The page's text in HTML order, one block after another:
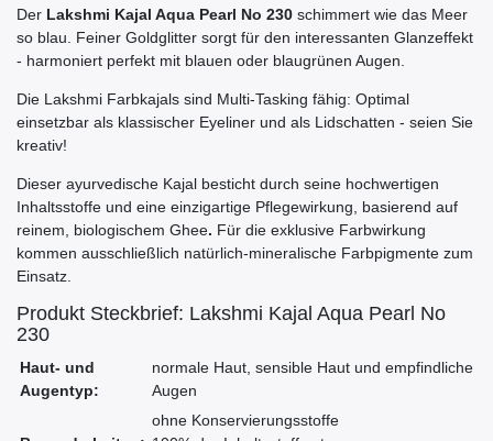
Der Lakshmi Kajal Aqua Pearl No 230 schimmert wie das Meer
so blau. Feiner Goldglitter sorgt für den interessanten Glanzeffekt
- harmoniert perfekt mit blauen oder blaugrünen Augen.
Die Lakshmi Farbkajals sind Multi-Tasking fähig: Optimal
einsetzbar als klassischer Eyeliner und als Lidschatten - seien Sie
kreativ!
Dieser ayurvedische Kajal besticht durch seine hochwertigen
Inhaltsstoffe und eine einzigartige Pflegewirkung, basierend auf
reinem, biologischem Ghee. Für die exklusive Farbwirkung
kommen ausschließlich natürlich-mineralische Farbpigmente zum
Einsatz.
Produkt Steckbrief: Lakshmi Kajal Aqua Pearl No
230
Haut- und
Augentyp:
normale Haut, sensible Haut und empfindliche
Augen
ohne Konservierungsstoffe